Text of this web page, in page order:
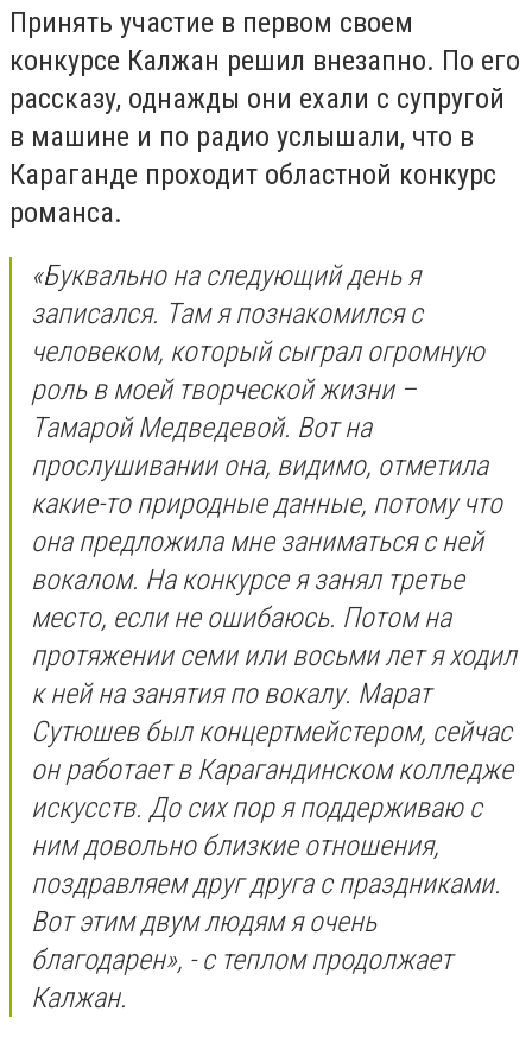
Принять участие в первом своем
конкурсе Калжан решил внезапно. По его
рассказу, однажды они ехали с супругой
в машине и по радио услышали, что в
Караганде проходит областной конкурс
романса.
«Буквально на следующий день я
записался. Там я познакомился с
человеком, который сыграл огромную
роль в моей творческой жизни –
Тамарой Медведевой. Вот на
прослушивании она, видимо, отметила
какие-то природные данные, потому что
она предложила мне заниматься с ней
вокалом. На конкурсе я занял третье
место, если не ошибаюсь. Потом на
протяжении семи или восьми лет я ходил
к ней на занятия по вокалу. Марат
Сутюшев был концертмейстером, сейчас
он работает в Карагандинском колледже
искусств. До сих пор я поддерживаю с
ним довольно близкие отношения,
поздравляем друг друга с праздниками.
Вот этим двум людям я очень
благодарен», - с теплом продолжает
Калжан.